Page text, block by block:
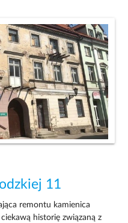
11
remontu kamienica
historię związaną z